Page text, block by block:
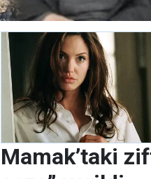
Mamak’taki